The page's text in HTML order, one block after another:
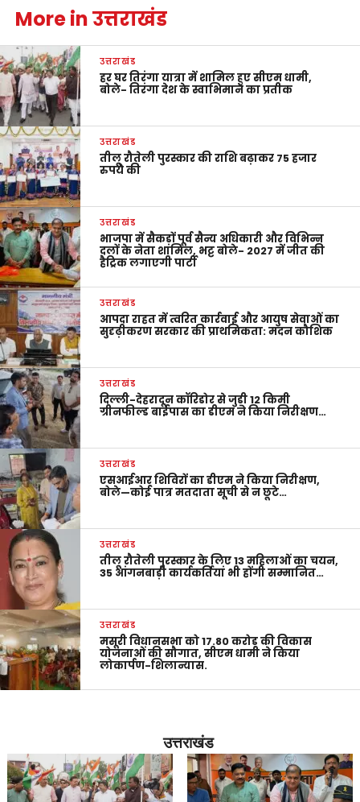
More in उत्तराखंड
उत्तराखंड
हर घर तिरंगा यात्रा में शामिल हुए सीएम धामी,
बोले- तिरंगा देश के स्वाभिमान का प्रतीक
उत्तराखंड
तीलू रौतेली पुरस्कार की राशि बढ़ाकर 75 हजार
रुपये की
उत्तराखंड
भाजपा में सैकड़ों पूर्व सैन्य अधिकारी और विभिन्न
दलों के नेता शामिल, भट्ट बोले- 2027 में जीत की
हैट्रिक लगाएगी पार्टी
उत्तराखंड
आपदा राहत में त्वरित कार्रवाई और आयुष सेवाओं का
सुदृढ़ीकरण सरकार की प्राथमिकता: मदन कौशिक
उत्तराखंड
दिल्ली-देहरादून कॉरिडोर से जुड़ी 12 किमी
ग्रीनफील्ड बाईपास का डीएम ने किया निरीक्षण…
उत्तराखंड
एसआईआर शिविरों का डीएम ने किया निरीक्षण,
बोले—कोई पात्र मतदाता सूची से न छूटे…
उत्तराखंड
तीलू रौतेली पुरस्कार के लिए 13 महिलाओं का चयन,
35 आंगनबाड़ी कार्यकर्तियां भी होंगी सम्मानित…
उत्तराखंड
मसूरी विधानसभा को 17.80 करोड़ की विकास
योजनाओं की सौगात, सीएम धामी ने किया
लोकार्पण-शिलान्यास.
उत्तराखंड